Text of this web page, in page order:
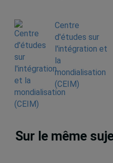
Centre
d'études sur
l'intégration et
la
mondialisation
(CEIM)
Sur le même